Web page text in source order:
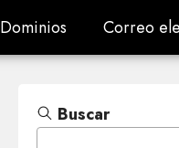
Dominios
Dominios Correo
Correo
Buscar